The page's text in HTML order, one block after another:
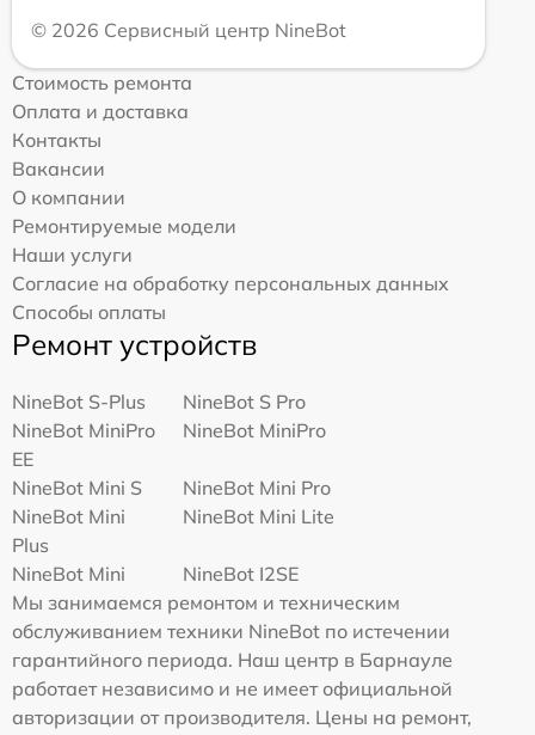
© 2026 Сервисный центр NineBot
Стоимость ремонта
Оплата и доставка
Контакты
Вакансии
О компании
Ремонтируемые модели
Наши услуги
Согласие на обработку персональных данных
Способы оплаты
Ремонт устройств
NineBot S-Plus
NineBot S Pro
NineBot MiniPro
EE
NineBot MiniPro
NineBot Mini S
NineBot Mini Pro
NineBot Mini
Plus
NineBot Mini Lite
NineBot Mini
NineBot I2SE
Мы занимаемся ремонтом и техническим
обслуживанием техники NineBot по истечении
гарантийного периода. Наш центр в Барнауле
работает независимо и не имеет официальной
авторизации от производителя. Цены на ремонт,